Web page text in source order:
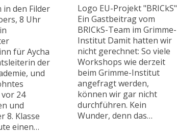
in den Filder
8 Uhr
für Aycha
der
und
24
und
8. Klasse
einen…
Logo EU-Projekt "BRICkS"
Ein Gastbeitrag vom
BRICkS-Team im Grimme-
Institut Damit hatten wir
nicht gerechnet: So viele
Workshops wie derzeit
beim Grimme-Institut
angefragt werden,
können wir gar nicht
durchführen. Kein
Wunder, denn das…